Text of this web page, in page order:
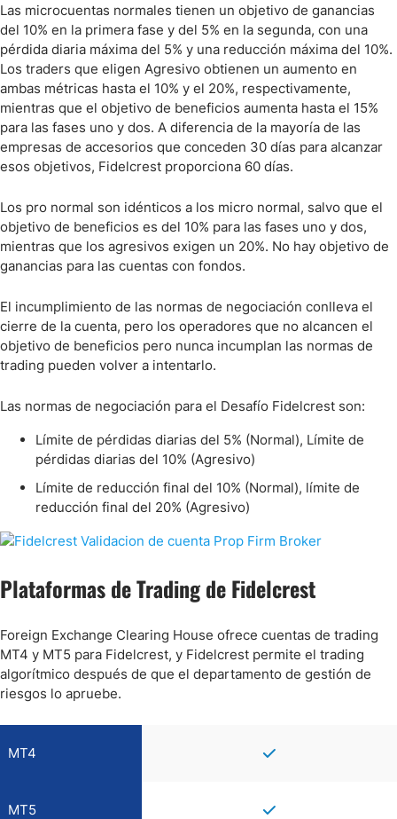
Las microcuentas normales tienen un objetivo de ganancias
del 10% en la primera fase y del 5% en la segunda, con una
pérdida diaria máxima del 5% y una reducción máxima del 10%.
Los traders que eligen Agresivo obtienen un aumento en
ambas métricas hasta el 10% y el 20%, respectivamente,
mientras que el objetivo de beneficios aumenta hasta el 15%
para las fases uno y dos. A diferencia de la mayoría de las
empresas de accesorios que conceden 30 días para alcanzar
esos objetivos, Fidelcrest proporciona 60 días.
Los pro normal son idénticos a los micro normal, salvo que el
objetivo de beneficios es del 10% para las fases uno y dos,
mientras que los agresivos exigen un 20%. No hay objetivo de
ganancias para las cuentas con fondos.
El incumplimiento de las normas de negociación conlleva el
cierre de la cuenta, pero los operadores que no alcancen el
objetivo de beneficios pero nunca incumplan las normas de
trading pueden volver a intentarlo.
Las normas de negociación para el Desafío Fidelcrest son:
Límite de pérdidas diarias del 5% (Normal), Límite de
pérdidas diarias del 10% (Agresivo)
Límite de reducción final del 10% (Normal), límite de
reducción final del 20% (Agresivo)
Plataformas de Trading de Fidelcrest
Foreign Exchange Clearing House ofrece cuentas de trading
MT4 y MT5 para Fidelcrest, y Fidelcrest permite el trading
algorítmico después de que el departamento de gestión de
riesgos lo apruebe.
MT4
MT5